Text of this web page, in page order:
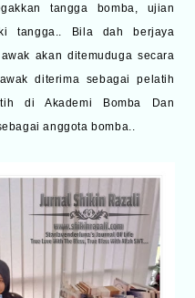
tangga bomba, ujian
tangga.. Bila dah berjaya
akan ditemuduga secara
diterima sebagai pelatih
di Akademi Bomba Dan
anggota bomba..